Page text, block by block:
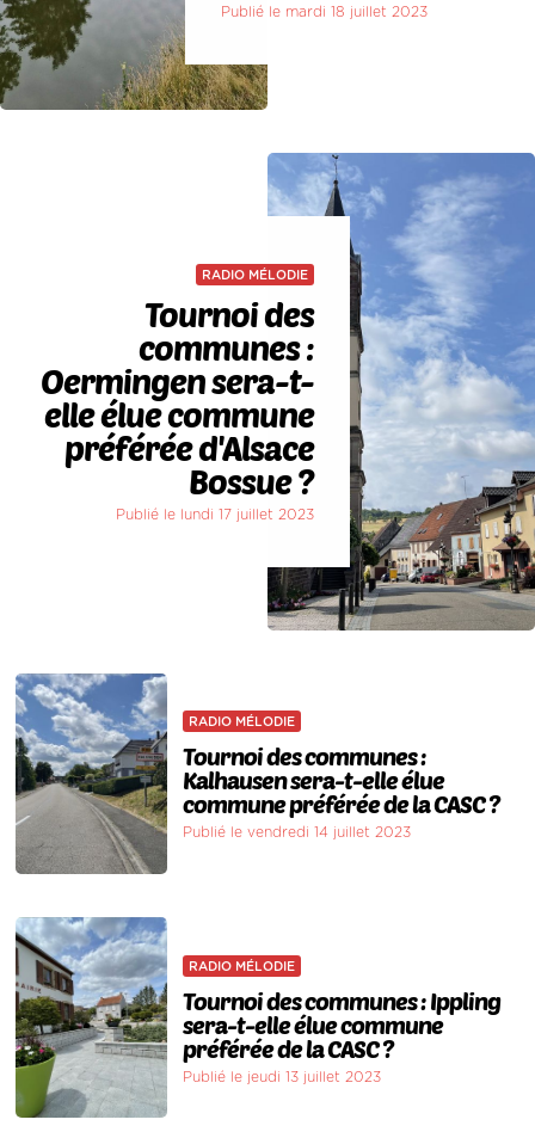
Publié le mardi 18 juillet 2023
RADIO MÉLODIE
Tournoi des
communes :
Oermingen sera-t-
elle élue commune
préférée d'Alsace
Bossue ?
Publié le lundi 17 juillet 2023
RADIO MÉLODIE
Tournoi des communes :
Kalhausen sera-t-elle élue
commune préférée de la CASC ?
Publié le vendredi 14 juillet 2023
RADIO MÉLODIE
Tournoi des communes : Ippling
sera-t-elle élue commune
préférée de la CASC ?
Publié le jeudi 13 juillet 2023